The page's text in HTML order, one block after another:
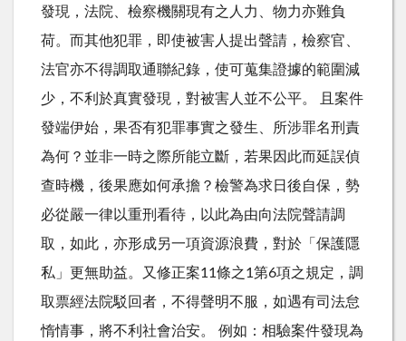
發現，法院、檢察機關現有之人力、物力亦難負
荷。而其他犯罪，即使被害人提出聲請，檢察官、
法官亦不得調取通聯紀錄，使可蒐集證據的範圍減
少，不利於真實發現，對被害人並不公平。 且案件
發端伊始，果否有犯罪事實之發生、所涉罪名刑責
為何？並非一時之際所能立斷，若果因此而延誤偵
查時機，後果應如何承擔？檢警為求日後自保，勢
必從嚴一律以重刑看待，以此為由向法院聲請調
取，如此，亦形成另一項資源浪費，對於「保護隱
私」更無助益。又修正案11條之1第6項之規定，調
取票經法院駁回者，不得聲明不服，如遇有司法怠
惰情事，將不利社會治安。 例如：相驗案件發現為